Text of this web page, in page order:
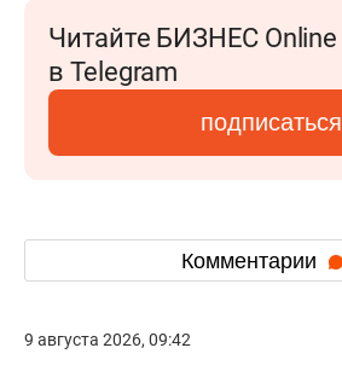
Читайте БИЗНЕС Online
в Telegram
подписаться
Комментарии
9 августа 2026, 09:42